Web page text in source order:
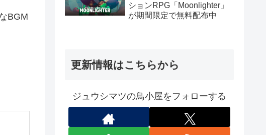
BGM
ションRPG「Moonlighter」
が期間限定で無料配布中
更新情報はこちらから
ジュウシマツの鳥小屋をフォローする